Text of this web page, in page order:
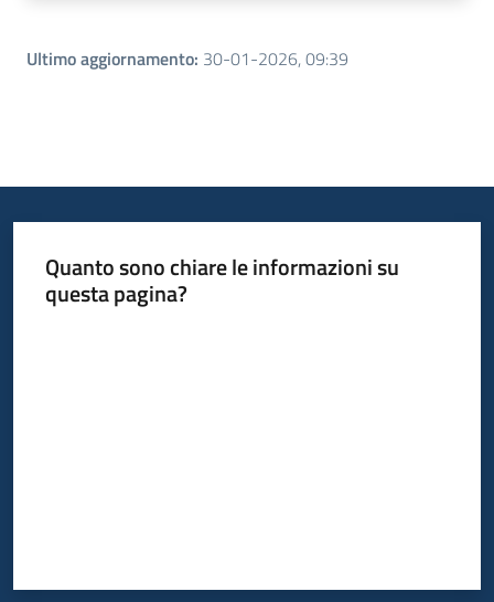
Ultimo aggiornamento: 30-01-2026, 09:39
Quanto sono chiare le informazioni su
questa pagina?